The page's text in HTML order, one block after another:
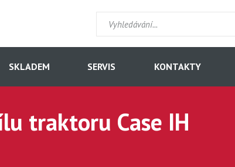
SKLADEM SERVIS KONTAKTY
traktoru Case IH